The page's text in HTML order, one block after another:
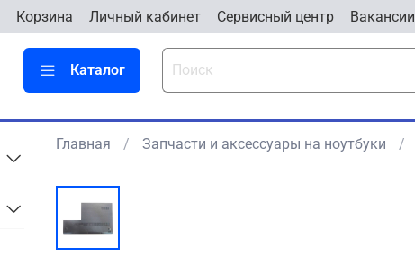
Корзина Личный кабинет Cервисный центр Вакансии
Каталог
Главная Запчасти и аксессуары на ноутбуки